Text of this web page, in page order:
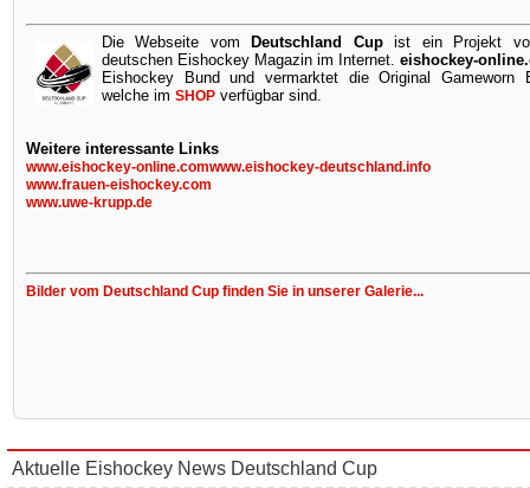
Die Webseite vom Deutschland Cupist ein Projekt
deutschen Eishockey Magazin im Internet. eishockey-
Eishockey Bund und vermarktet die Original Gameworn
welche im SHOP verfügbar sind.
Weitere interessante Links
www.eishockey-online.comwww.eishockey-deutschland.info
www.frauen-eishockey.com
www.uwe-krupp.de
Bilder vom Deutschland Cup finden Sie in unserer Galerie...
Aktuelle Eishockey News Deutschland Cup